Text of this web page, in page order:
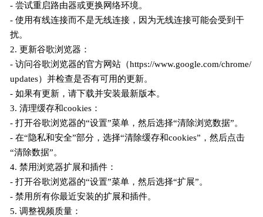
- 尝试重启路由器或更换网络环境。
- 使用有线连接而不是无线连接，因为无线连接可能会受到干
扰。
2. 更新谷歌浏览器：
- 访问谷歌浏览器的官方网站（https://www.google.com/chrome/
updates）并检查是否有可用的更新。
- 如果有更新，请下载并安装最新版本。
3. 清理缓存和cookies：
- 打开谷歌浏览器的“设置”菜单，然后选择“清除浏览数据”。
- 在“隐私和安全”部分，选择“清除缓存和cookies”，然后点击
“清除数据”。
4. 禁用浏览器扩展和插件：
- 打开谷歌浏览器的“设置”菜单，然后选择“扩展”。
- 禁用所有你最近安装的扩展和插件。
5. 调整视频质量：